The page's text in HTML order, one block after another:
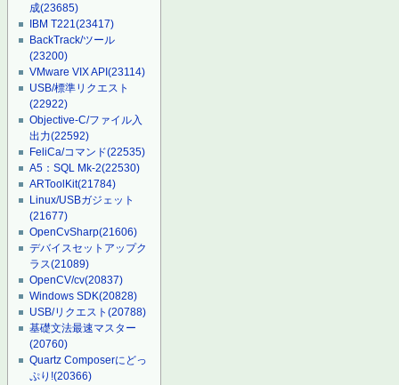
成(23685)
IBM T221(23417)
BackTrack/ツール
(23200)
VMware VIX API(23114)
USB/標準リクエスト
(22922)
Objective-C/ファイル入
出力(22592)
FeliCa/コマンド(22535)
A5：SQL Mk-2(22530)
ARToolKit(21784)
Linux/USBガジェット
(21677)
OpenCvSharp(21606)
デバイスセットアップク
ラス(21089)
OpenCV/cv(20837)
Windows SDK(20828)
USB/リクエスト(20788)
基礎文法最速マスター
(20760)
Quartz Composerにどっ
ぷり!(20366)